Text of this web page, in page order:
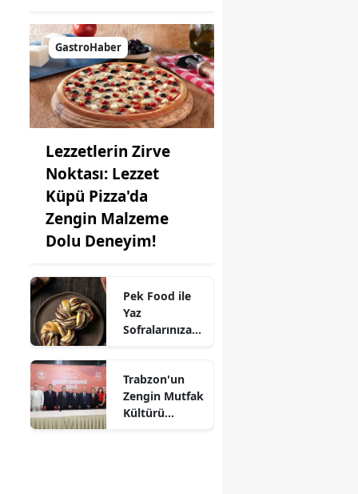
GastroHaber
Lezzetlerin Zirve
Noktası: Lezzet
Küpü Pizza'da
Zengin Malzeme
Dolu Deneyim!
Pek Food ile
Yaz
Sofralarınıza
Hamuru
Farkıyla!
Trabzon'un
Zengin Mutfak
Kültürü